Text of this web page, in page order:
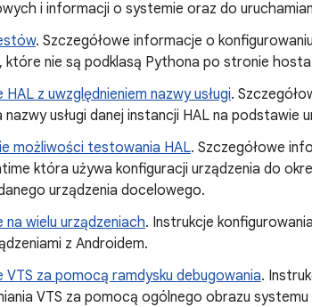
i informacji o systemie oraz do
. Szczegółowe informacje o
nie są podklasą Pythona po stronie hosta
z uwzględnieniem nazwy usługi.
nazwy usługi danej instancji HAL na podstawie
możliwości testowania HAL. Szczegółowe
która używa konfiguracji urządzenia do
urządzenia docelowego.
na wielu urządzeniach. Instrukcje
z Androidem.
VTS za pomocą ramdysku debugowania.
VTS za pomocą ogólnego obrazu systemu